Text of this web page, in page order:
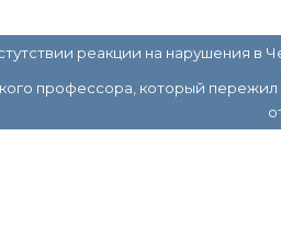
реакции на нарушения в
профессора, который